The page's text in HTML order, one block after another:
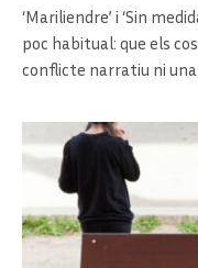
‘Mariliendre’ i ‘Sin
poc habitual: que els
conflicte narratiu ni